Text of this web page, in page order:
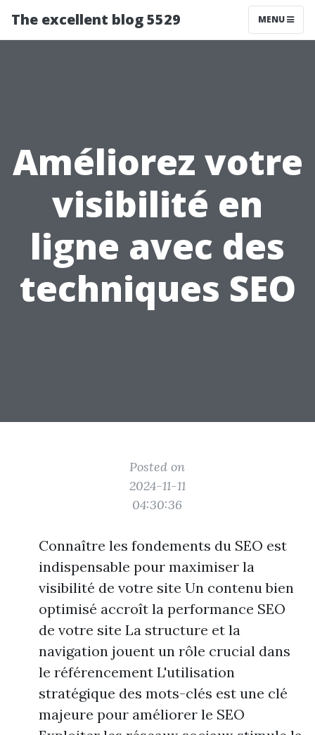
The excellent blog 5529 MENU
Améliorez votre
visibilité en
ligne avec des
techniques SEO
Posted on
2024-11-11
04:30:36
Connaître les fondements du SEO est
indispensable pour maximiser la
visibilité de votre site Un contenu bien
optimisé accroît la performance SEO
de votre site La structure et la
navigation jouent un rôle crucial dans
le référencement L'utilisation
stratégique des mots-clés est une clé
majeure pour améliorer le SEO